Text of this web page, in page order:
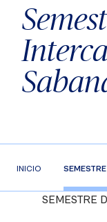
INICIO
SEMESTRE